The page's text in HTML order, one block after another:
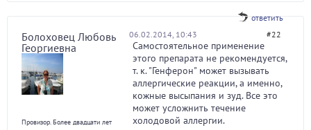
ответить
Болоховец Любовь
Георгиевна
Провизор. Более двадцати лет
06.02.2014, 10:43 #22
Самостоятельное применение
этого препарата не рекомендуется,
т. к. "Генферон" может вызывать
аллергические реакции, а именно,
кожные высыпания и зуд. Все это
может усложнить течение
холодовой аллергии.